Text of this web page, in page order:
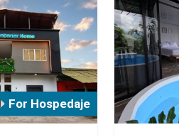
For Hospedaje